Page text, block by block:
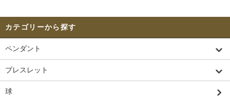
カテゴリーから探す
ペンダント
ブレスレット
球